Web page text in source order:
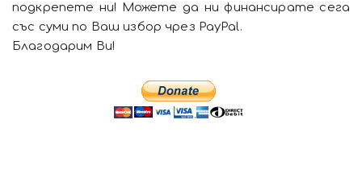
подкрепете ни! Можете да ни финансирате сега
със суми по Ваш избор чрез PayPal.
Благодарим Ви!